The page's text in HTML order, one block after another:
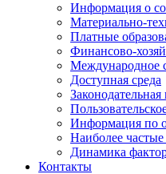
Информация о
Материально-
Платные
Финансово-
Международное
Доступная среда
Законодательная
Информация по
Наиболее
Динамика
Контакты